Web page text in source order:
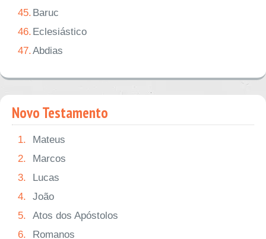
45. Baruc
46. Eclesiástico
47.Abdias
Novo Testamento
1.
Mateus
2.
Marcos
3.
Lucas
4.
João
5.
Atos dos Apóstolos
6.
Romanos